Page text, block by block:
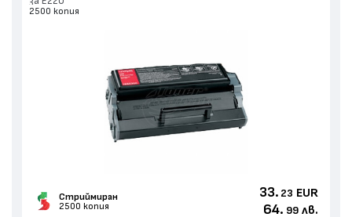
2500 копия
Стриймиран
2500 копия
33. 23 EUR
64. 99 лв.